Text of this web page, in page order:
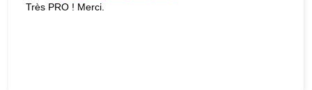
Très PRO ! Merci.